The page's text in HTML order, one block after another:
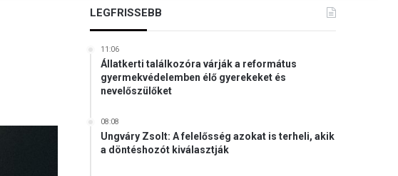
LEGFRISSEBB
11:06
Állatkerti találkozóra várják a református
gyermekvédelemben élő gyerekeket és
nevelőszülőket
08:08
Ungváry Zsolt: A felelősség azokat is terheli, akik
a döntéshozót kiválasztják